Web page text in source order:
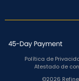
Política de
Atestado de
©2026